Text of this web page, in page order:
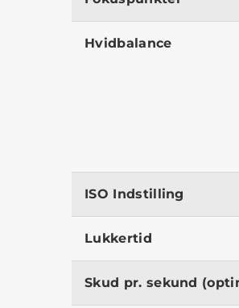
Hvidbalance
ISO Indstilling
Lukkertid
Skud pr. sekund